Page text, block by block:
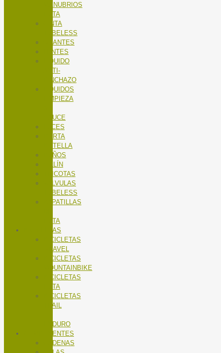
MANUBRIOS
RUTA
CINTA
TUBELESS
GUANTES
LENTES
LÍQUIDO
ANTI-
PINCHAZO
LÍQUIDOS
LIMPIEZA
SAUCE
LUCES
PORTA
BOTELLA
PUÑOS
SILLÍN
TRICOTAS
VALVULAS
TUBELESS
ZAPATILLAS
RUTA
BICICLETAS
BICICLETAS
GRAVEL
BICICLETAS
MOUNTAINBIKE
BICICLETAS
RUTA
BICICLETAS
TRAIL
ENDURO
COMPONENTES
CADENAS